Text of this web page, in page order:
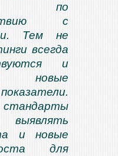
по
с
Тем не
всегда
и
новые
выявлять
и новые
для